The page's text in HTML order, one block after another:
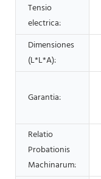
Tensio
electrica:
Dimensiones
(L*L*A):
Garantia:
Relatio
Probationis
Machinarum: